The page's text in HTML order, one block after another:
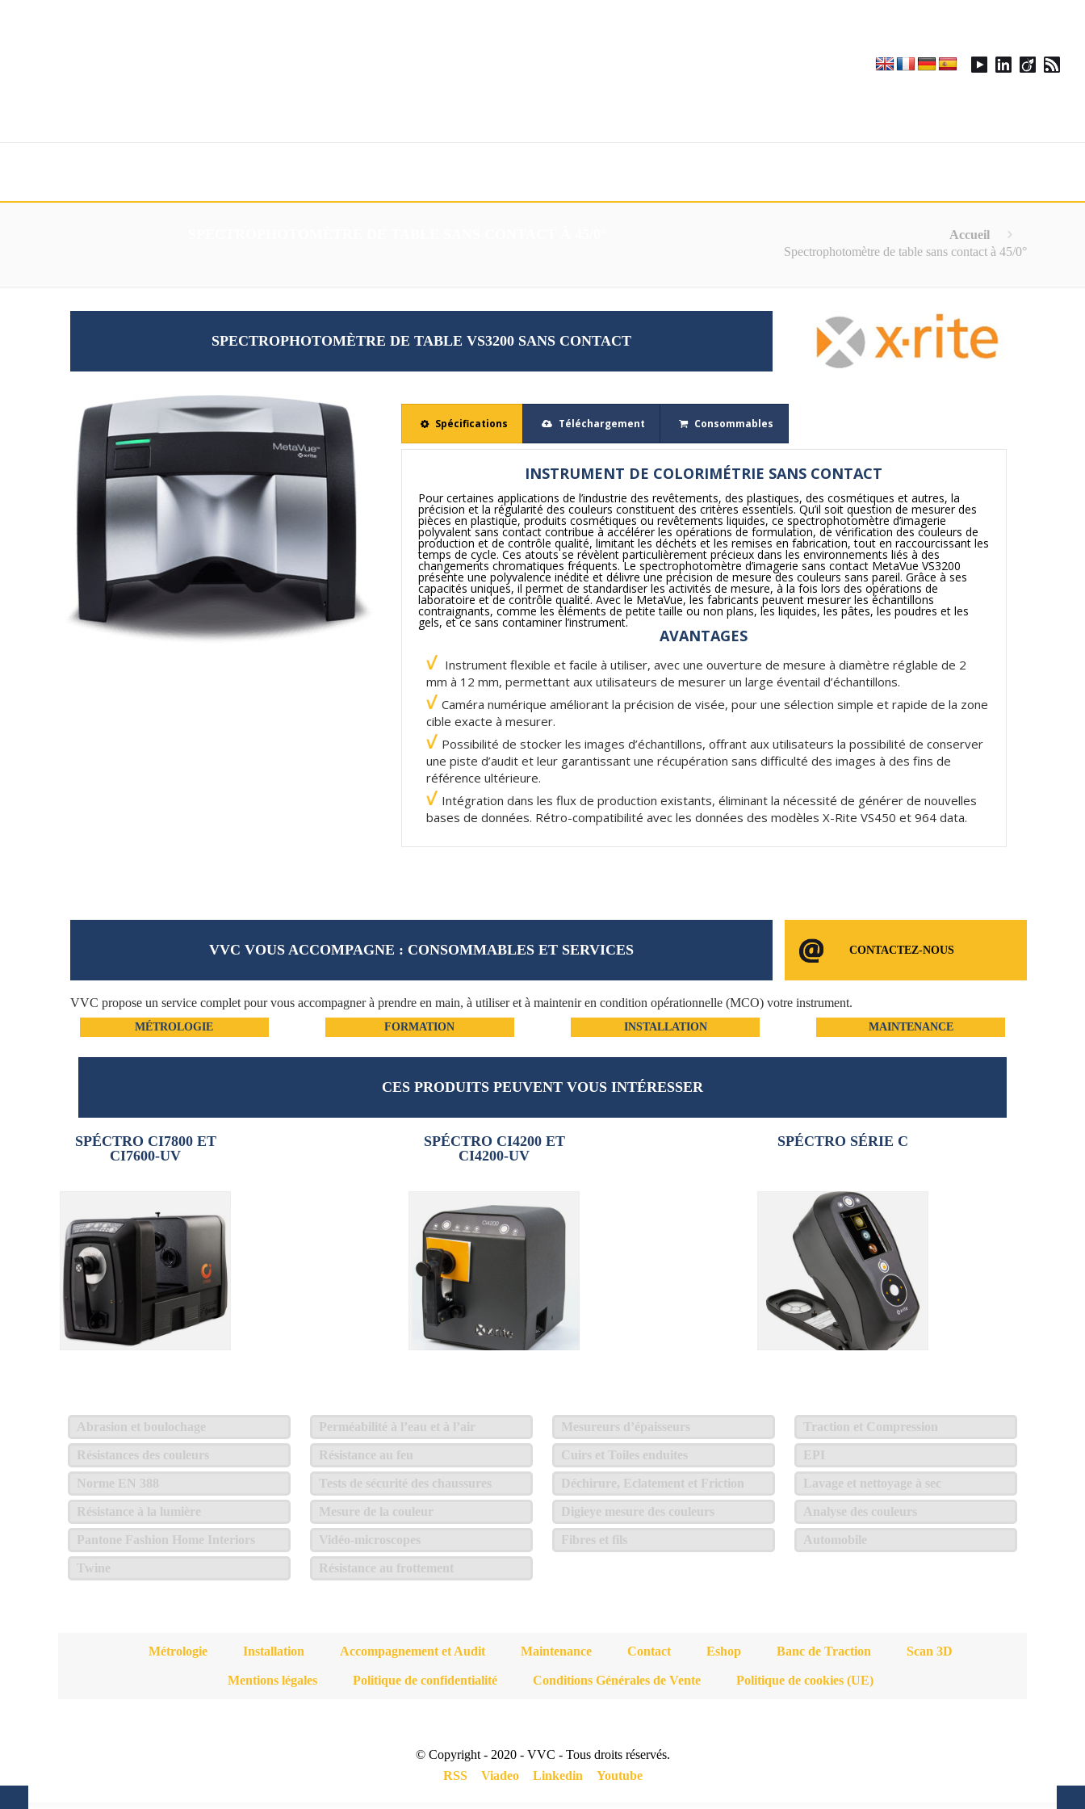
Accueil
Spectrophotomètre de table sans contact à 45/0°
SPECTROPHOTOMÈTRE DE TABLE VS3200 SANS CONTACT
Spécifications Téléchargement Consommables
INSTRUMENT DE COLORIMÉTRIE SANS CONTACT
Pour certaines applications de l’industrie des revêtements, des plastiques, des cosmétiques et autres, la
précision et la régularité des couleurs constituent des critères essentiels. Qu’il soit question de mesurer des
pièces en plastique, produits cosmétiques ou revêtements liquides, ce spectrophotomètre d’imagerie
polyvalent sans contact contribue à accélérer les opérations de formulation, de vérification des couleurs de
production et de contrôle qualité, limitant les déchets et les remises en fabrication, tout en raccourcissant les
temps de cycle. Ces atouts se révèlent particulièrement précieux dans les environnements liés à des
changements chromatiques fréquents. Le spectrophotomètre d’imagerie sans contact MetaVue VS3200
présente une polyvalence inédite et délivre une précision de mesure des couleurs sans pareil. Grâce à ses
capacités uniques, il permet de standardiser les activités de mesure, à la fois lors des opérations de
laboratoire et de contrôle qualité. Avec le MetaVue, les fabricants peuvent mesurer les échantillons
contraignants, comme les éléments de petite taille ou non plans, les liquides, les pâtes, les poudres et les
gels, et ce sans contaminer l’instrument.
AVANTAGES
Instrument flexible et facile à utiliser, avec une ouverture de mesure à diamètre réglable de 2
mm à 12 mm, permettant aux utilisateurs de mesurer un large éventail d’échantillons.
Caméra numérique améliorant la précision de visée, pour une sélection simple et rapide de la zone
cible exacte à mesurer.
Possibilité de stocker les images d’échantillons, offrant aux utilisateurs la possibilité de conserver
une piste d’audit et leur garantissant une récupération sans difficulté des images à des fins de
référence ultérieure.
Intégration dans les flux de production existants, éliminant la nécessité de générer de nouvelles
bases de données. Rétro-compatibilité avec les données des modèles X-Rite VS450 et 964 data.
VVC VOUS ACCOMPAGNE : CONSOMMABLES ET SERVICES CONTACTEZ-NOUS
VVC propose un service complet pour vous accompagner à prendre en main, à utiliser et à maintenir en condition opérationnelle (MCO) votre instrument.
MÉTROLOGIE FORMATION INSTALLATION MAINTENANCE
CES PRODUITS PEUVENT VOUS INTÉRESSER
SPÉCTRO CI7800 ET
CI7600-UV
SPÉCTRO CI4200 ET
CI4200-UV
SPÉCTRO SÉRIE C
Abrasion et boulochage Perméabilité à l’eau et à l’air Mesureurs d’épaisseurs Traction et Compression
Résistances des couleurs Résistance au feu Cuirs et Toiles enduites EPI
Norme EN 388 Tests de sécurité des chaussures Déchirure, Eclatement et Friction Lavage et nettoyage à sec
Résistance à la lumière Mesure de la couleur Digieye mesure des couleurs Analyse des couleurs
Pantone Fashion Home Interiors Vidéo-microscopes Fibres et fils Automobile
Twine Résistance au frottement
Métrologie Installation Accompagnement et Audit Maintenance Contact Eshop Banc de Traction Scan 3D
Mentions légales Politique de confidentialité Conditions Générales de Vente Politique de cookies (UE)
© Copyright - 2020 - VVC - Tous droits réservés.
RSS
Viadeo Linkedin Youtube